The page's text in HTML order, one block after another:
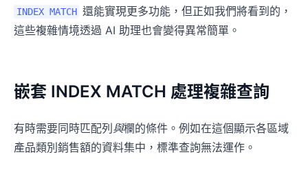
INDEX MATCH 還能實現更多功能，但正如我們將看到的，
這些複雜情境透過 AI 助理也會變得異常簡單。
嵌套 INDEX MATCH 處理複雜查詢
有時需要同時匹配列 與欄的條件。例如在這個顯示各區域
產品類別銷售額的資料集中，標準查詢無法運作。